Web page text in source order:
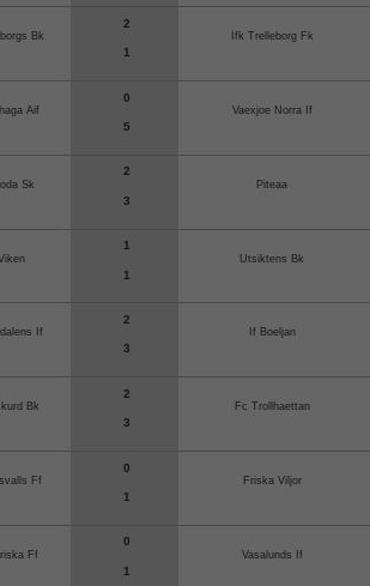
Bk
2
1
Ifk Trelleborg Fk
Aif
0
5
Vaexjoe Norra If
Sk
2
3
Piteaa
1
1
Utsiktens Bk
If
2
3
If Boeljan
Bk
2
3
Fc Trollhaettan
Ff
0
1
Friska Viljor
Ff
0
1
Vasalunds If